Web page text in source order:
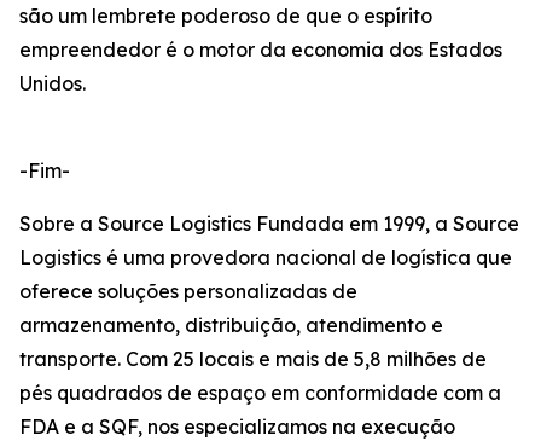
são um lembrete poderoso de que o espírito
empreendedor é o motor da economia dos Estados
Unidos.
-Fim-
Sobre a Source Logistics Fundada em 1999, a Source
Logistics é uma provedora nacional de logística que
oferece soluções personalizadas de
armazenamento, distribuição, atendimento e
transporte. Com 25 locais e mais de 5,8 milhões de
pés quadrados de espaço em conformidade com a
FDA e a SQF, nos especializamos na execução